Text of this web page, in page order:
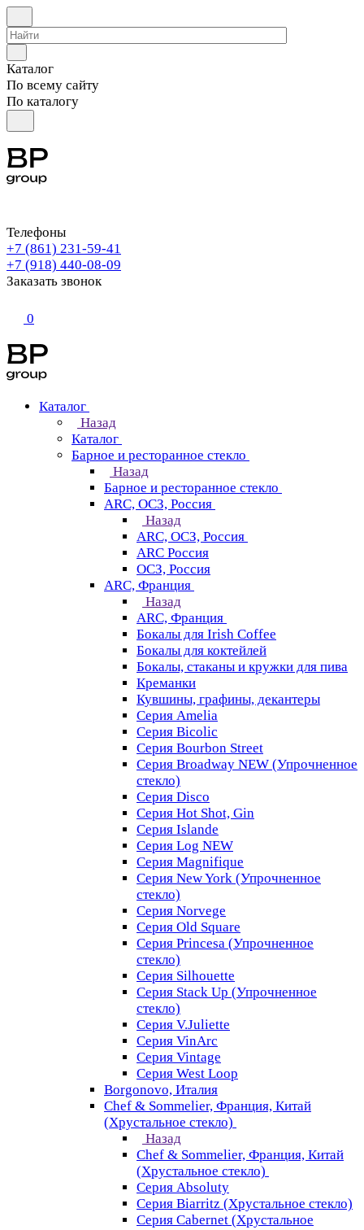
Каталог
По всему сайту
По каталогу
Телефоны
+7 (861) 231-59-41
+7 (918) 440-08-09
Заказать звонок
0
Каталог
Назад
Каталог
Барное и ресторанное стекло
Назад
Барное и ресторанное стекло
ARC, ОСЗ, Россия
Назад
ARC, ОСЗ, Россия
ARC Россия
ОСЗ, Россия
ARC, Франция
Назад
ARC, Франция
Бокалы для Irish Coffee
Бокалы для коктейлей
Бокалы, стаканы и кружки для пива
Креманки
Кувшины, графины, декантеры
Серия Amelia
Серия Bicolic
Серия Bourbon Street
Серия Broadway NEW (Упрочненное
стекло)
Серия Disco
Серия Hot Shot, Gin
Серия Islande
Серия Log NEW
Серия Magnifique
Серия New York (Упрочненное
стекло)
Серия Norvege
Серия Old Square
Серия Princesa (Упрочненное
стекло)
Серия Silhouette
Серия Stack Up (Упрочненное
стекло)
Серия V.Juliette
Серия VinArc
Серия Vintage
Серия West Loop
Borgonovo, Италия
Chef & Sommelier, Франция, Китай
(Хрустальное стекло)
Назад
Chef & Sommelier, Франция, Китай
(Хрустальное стекло)
Серия Absoluty
Серия Biarritz (Хрустальное стекло)
Серия Cabernet (Хрустальное